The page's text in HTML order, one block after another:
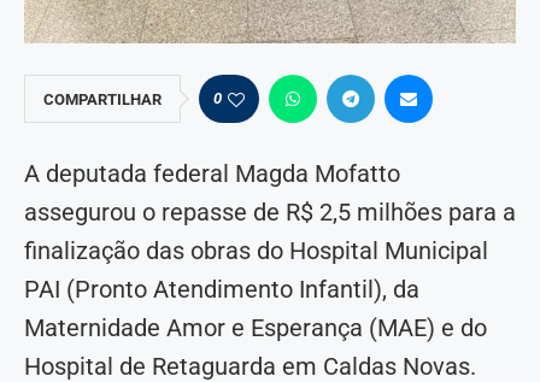
COMPARTILHAR 0
A deputada federal Magda Mofatto
assegurou o repasse de R$ 2,5 milhões para a
finalização das obras do Hospital Municipal
PAI (Pronto Atendimento Infantil), da
Maternidade Amor e Esperança (MAE) e do
Hospital de Retaguarda em Caldas Novas.